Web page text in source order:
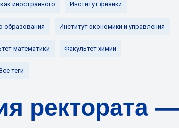
иностранного Институт физики
образования Институт экономики и управления
математики Факультет химии
теги
ректората —